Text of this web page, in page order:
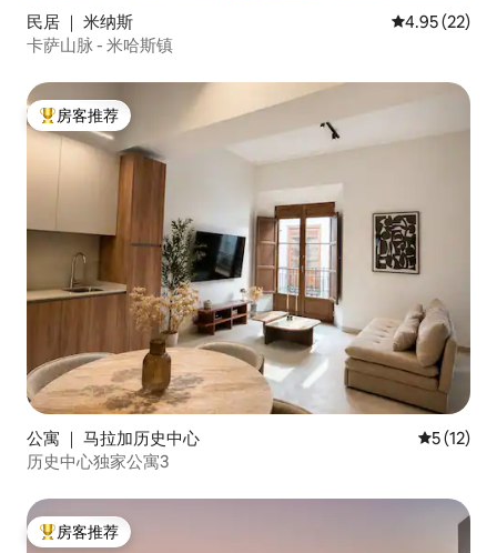
semana para estancias superiores a 7
noches.
民居 ｜ 米纳斯 平均评分
4.95 (22)
卡萨山脉 - 米哈斯镇
热门「房客推荐」
房客推荐
公寓 ｜ 马拉加历史中心 平均评分
5 (12)
历史中心独家公寓3
热门「房客推荐」
房客推荐